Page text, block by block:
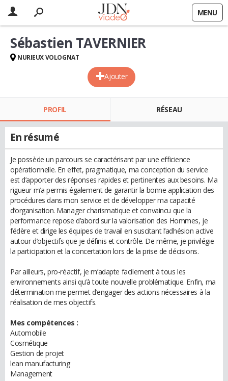
MENU
Ajouter
Sébastien TAVERNIER
NURIEUX VOLOGNAT
PROFIL RÉSEAU
En résumé
Je possède un parcours se caractérisant par une efficience
opérationnelle. En effet, pragmatique, ma conception du service
est d’apporter des réponses rapides et pertinentes aux besoins. Ma
rigueur m’a permis également de garantir la bonne application des
procédures dans mon service et de développer ma capacité
d’organisation. Manager charismatique et convaincu que la
performance repose d’abord sur la valorisation des Hommes, je
fédère et dirige les équipes de travail en suscitant l’adhésion active
autour d’objectifs que je définis et contrôle. De même, je privilégie
la participation et la concertation lors de la prise de décisions.
Par ailleurs, pro-réactif, je m’adapte facilement à tous les
environnements ainsi qu’à toute nouvelle problématique. Enfin, ma
détermination me permet d’engager des actions nécessaires à la
réalisation de mes objectifs.
Mes compétences :
Automobile
Cosmétique
Gestion de projet
lean manufacturing
Management